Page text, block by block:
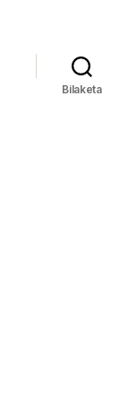
Bilaketa